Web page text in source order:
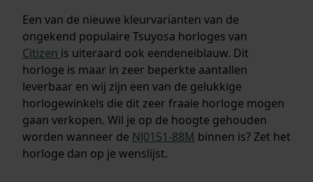
Een van de nieuwe kleurvarianten van de
ongekend populaire Tsuyosa horloges van
Citizen is uiteraard ook eendeneiblauw. Dit
horloge is maar in zeer beperkte aantallen
leverbaar en wij zijn een van de gelukkige
horlogewinkels die dit zeer fraaie horloge mogen
gaan verkopen. Wil je op de hoogte gehouden
worden wanneer de NJ0151-88M binnen is? Zet het
horloge dan op je wenslijst.